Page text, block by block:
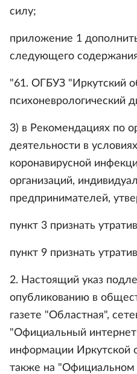
силу;
приложение 1
следующего
"61. ОГБУЗ "Иркутский
психоневрологический
3) в Рекомендациях по
деятельности в
коронавирусной
организаций,
предпринимателей,
пункт 3 признать
пункт 9 признать
2. Настоящий указ
опубликованию в
газете "Областная",
"Официальный
информации Иркутской
также на "Официальном